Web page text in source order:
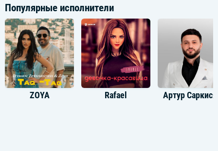
Популярные исполнители
ZOYA Rafael Артур